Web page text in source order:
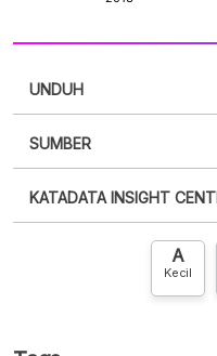
UNDUH
XLS
SUMBER
punya akun?Silakan
KATADATA INSIGHT
HubungiA
Kecil